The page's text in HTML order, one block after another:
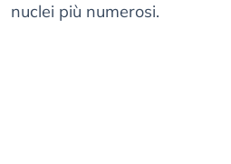
nuclei più numerosi.